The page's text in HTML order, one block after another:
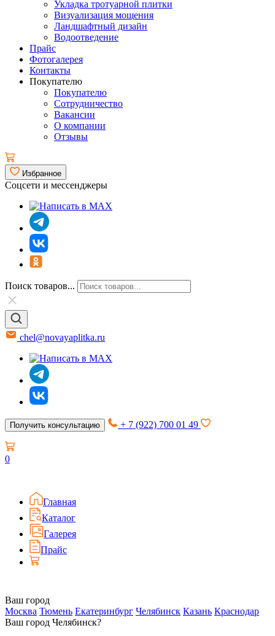
Укладка тротуарной плитки
Визуализация мощения
Ландшафтный дизайн
Водоотведение
Прайс
Фотогалерея
Контакты
Покупателю
Покупателю
Сотрудничество
Вакансии
О компании
Отзывы
Избранное
Соцсети и мессенджеры
Поиск товаров...
chel@novayaplitka.ru
Получить консультацию + 7 (922) 700 01 49
0
Главная
Каталог
Галерея
Прайс
Ваш город
Москва Тюмень Екатеринбург Челябинск Казань Краснодар
Ваш город Челябинск?